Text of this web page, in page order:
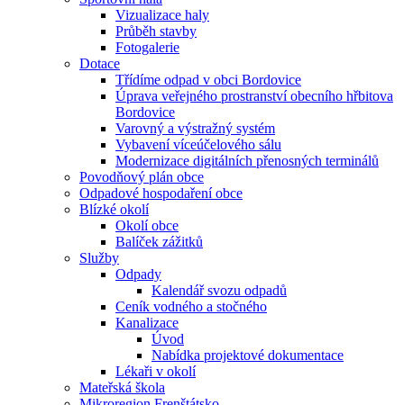
Vizualizace haly
Průběh stavby
Fotogalerie
Dotace
Třídíme odpad v obci Bordovice
Úprava veřejného prostranství obecního hřbitova
Bordovice
Varovný a výstražný systém
Vybavení víceúčelového sálu
Modernizace digitálních přenosných terminálů
Povodňový plán obce
Odpadové hospodaření obce
Blízké okolí
Okolí obce
Balíček zážitků
Služby
Odpady
Kalendář svozu odpadů
Ceník vodného a stočného
Kanalizace
Úvod
Nabídka projektové dokumentace
Lékaři v okolí
Mateřská škola